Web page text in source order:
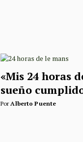
«Mis 24 horas
sueño
Por Alberto Puente